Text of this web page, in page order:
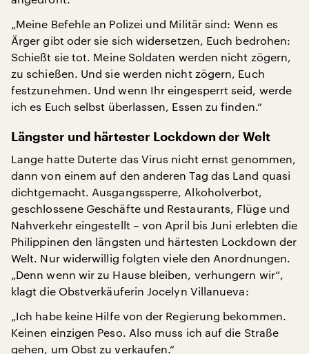
„Meine Befehle an Polizei und Militär sind: Wenn es
Ärger gibt oder sie sich widersetzen, Euch bedrohen:
Schießt sie tot. Meine Soldaten werden nicht zögern,
zu schießen. Und sie werden nicht zögern, Euch
festzunehmen. Und wenn Ihr eingesperrt seid, werde
ich es Euch selbst überlassen, Essen zu finden.“
Längster und härtester Lockdown der Welt
Lange hatte Duterte das Virus nicht ernst genommen,
dann von einem auf den anderen Tag das Land quasi
dichtgemacht. Ausgangssperre, Alkoholverbot,
geschlossene Geschäfte und Restaurants, Flüge und
Nahverkehr eingestellt – von April bis Juni erlebten die
Philippinen den längsten und härtesten Lockdown der
Welt. Nur widerwillig folgten viele den Anordnungen.
„Denn wenn wir zu Hause bleiben, verhungern wir“,
klagt die Obstverkäuferin Jocelyn Villanueva:
„Ich habe keine Hilfe von der Regierung bekommen.
Keinen einzigen Peso. Also muss ich auf die Straße
gehen, um Obst zu verkaufen.“